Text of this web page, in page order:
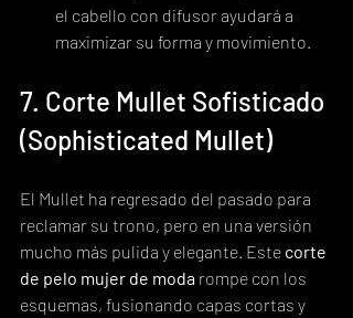
el cabello con difusor ayudará a
maximizar su forma y movimiento.
7. Corte Mullet Sofisticado
(Sophisticated Mullet)
El Mullet ha regresado del pasado para
reclamar su trono, pero en una versión
mucho más pulida y elegante. Este corte
de pelo mujer de moda rompe con los
esquemas, fusionando capas cortas y